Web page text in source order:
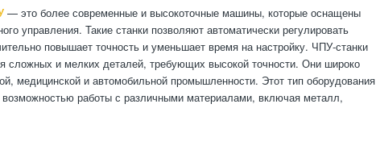
— это более современные и высокоточные машины, которые оснащены
управления. Такие станки позволяют автоматически регулировать
повышает точность и уменьшает время на настройку. ЧПУ-станки
сложных и мелких деталей, требующих высокой точности. Они широко
медицинской и автомобильной промышленности. Этот тип оборудования
возможностью работы с различными материалами, включая металл,